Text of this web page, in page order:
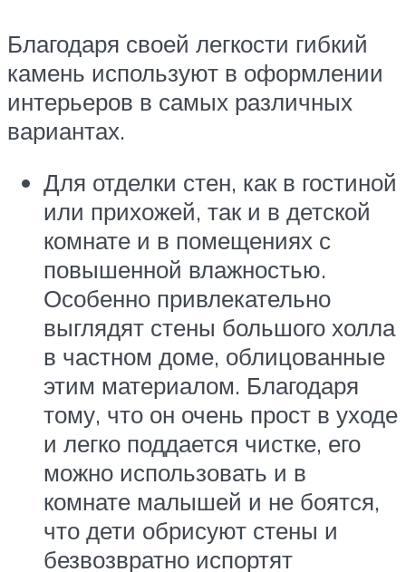
Благодаря своей легкости гибкий
камень используют в оформлении
интерьеров в самых различных
вариантах.
Для отделки стен, как в гостиной
или прихожей, так и в детской
комнате и в помещениях с
повышенной влажностью.
Особенно привлекательно
выглядят стены большого холла
в частном доме, облицованные
этим материалом. Благодаря
тому, что он очень прост в уходе
и легко поддается чистке, его
можно использовать и в
комнате малышей и не боятся,
что дети обрисуют стены и
безвозвратно испортят